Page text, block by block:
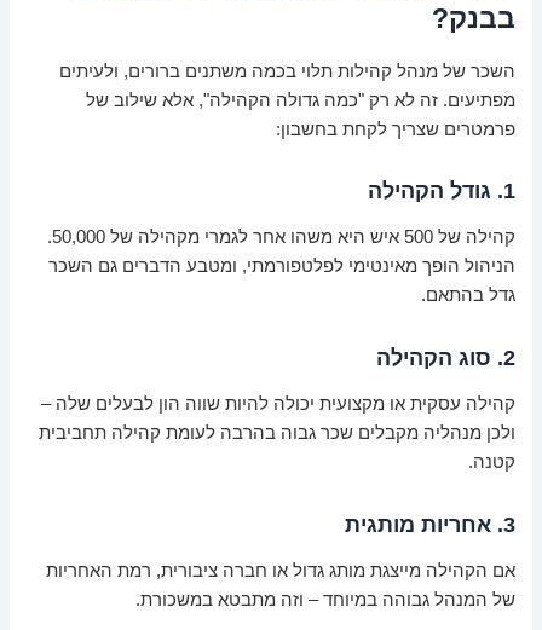
בבנק?
השכר של מנהל קהילות תלוי בכמה משתנים ברורים, ולעיתים
מפתיעים. זה לא רק "כמה גדולה הקהילה", אלא שילוב של
פרמטרים שצריך לקחת בחשבון:
1. גודל הקהילה
קהילה של 500 איש היא משהו אחר לגמרי מקהילה של 50,000.
הניהול הופך מאינטימי לפלטפורמתי, ומטבע הדברים גם השכר
גדל בהתאם.
2. סוג הקהילה
קהילה עסקית או מקצועית יכולה להיות שווה הון לבעלים שלה –
ולכן מנהליה מקבלים שכר גבוה בהרבה לעומת קהילה תחביבית
קטנה.
3. אחריות מותגית
אם הקהילה מייצגת מותג גדול או חברה ציבורית, רמת האחריות
של המנהל גבוהה במיוחד – וזה מתבטא במשכורת.